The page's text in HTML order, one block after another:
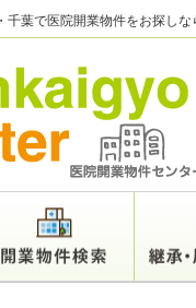
千葉で医院開業物件をお探し